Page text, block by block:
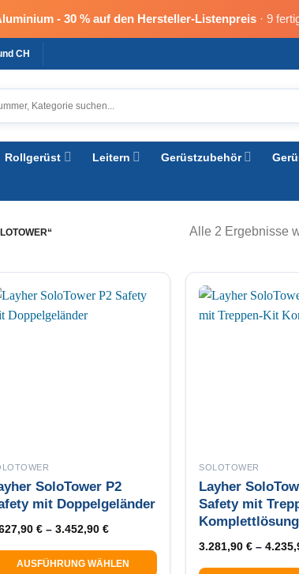
- 30 % auf den Hersteller-Listenpreis· 9
CH
Rollgerüst Leitern Gerüstzubehör
Alle 2 Ergebnisse
SoloTower P2
mit Doppelgeländer
€– 3.452,90 €
AUSFÜHRUNG WÄHLEN
SOLOTOWER
Layher
Safety mit
Komplettlösung
3.281,90€ –